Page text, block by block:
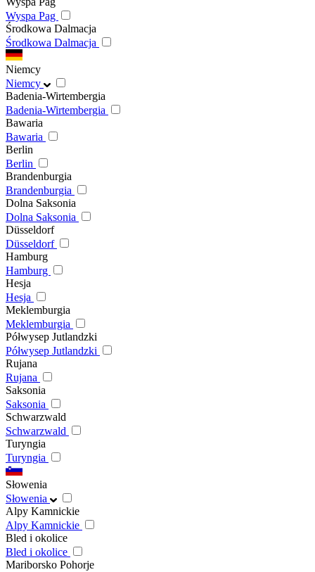
Wyspa Pag
Środkowa Dalmacja
Środkowa Dalmacja
Niemcy
Niemcy
Badenia-Wirtembergia
Badenia-Wirtembergia
Bawaria
Bawaria
Berlin
Berlin
Brandenburgia
Brandenburgia
Dolna Saksonia
Dolna Saksonia
Düsseldorf
Düsseldorf
Hamburg
Hamburg
Hesja
Hesja
Meklemburgia
Meklemburgia
Półwysep Jutlandzki
Półwysep Jutlandzki
Rujana
Rujana
Saksonia
Saksonia
Schwarzwald
Schwarzwald
Turyngia
Turyngia
Słowenia
Słowenia
Alpy Kamnickie
Alpy Kamnickie
Bled i okolice
Bled i okolice
Mariborsko Pohorje